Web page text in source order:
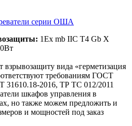
серии ОША
1Eх mb IIС Т4 Gb X
взрывозащиту вида «герметизация
требованиям ГОСТ
31610.18-2016, ТР ТС 012/2011
шкафов управления в
но также можем предложить и
и мощностей под заказ